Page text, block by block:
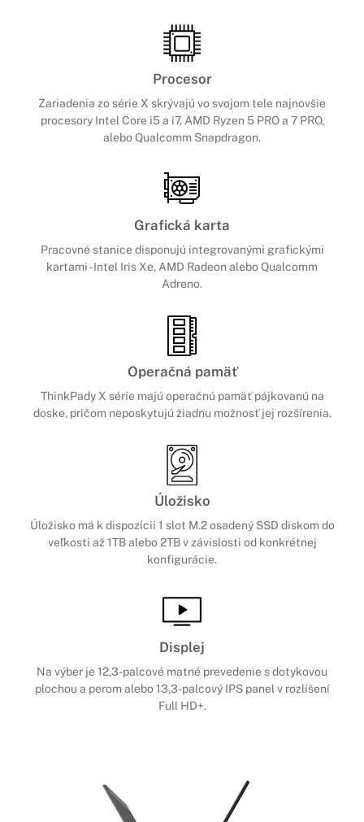
Procesor
Zariadenia zo série X skrývajú vo svojom tele najnovšie
procesory Intel Core i5 a i7, AMD Ryzen 5 PRO a 7 PRO,
aleboQualcomm Snapdragon.
Grafická karta
Pracovné stanice disponujú integrovanými grafickými
kartami - Intel Iris Xe, AMD Radeon alebo Qualcomm
Adreno.
Operačná pamäť
ThinkPady X série majú operačnú pamäť pájkovanú na
doske, pričom neposkytujú žiadnu možnosť jej rozšírenia.
Úložisko
Úložisko má k dispozícii 1 slot M.2 osadený SSD diskom do
veľkosti až 1TB alebo 2TB v závislosti od konkrétnej
konfigurácie.
Displej
Na výber je 12,3-palcové matné prevedenie s dotykovou
plochou a perom alebo 13,3-palcový IPS panel v rozlíšení
Full HD+.